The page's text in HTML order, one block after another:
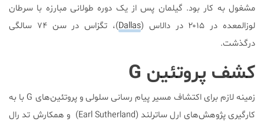
مشغول به کار بود. گیلمان پس از یک دوره طولانی مبارزه با سرطان
لوزالمعده در ۲۰۱۵ در دالاس (
Dallas
)، تگزاس در سن ۷۴ سالگی
درگذشت.
کشف پروتئین G
زمینه لازم برای اکتشاف مسیر پیام رسانی سلولی و پروتئین‌های G با به
کارگیری پژوهش‌های ارل ساترلند (Earl Sutherland) و همکارش تد رال